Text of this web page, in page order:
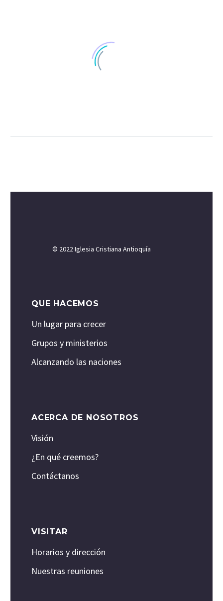
1
22 Jul 2022
© 2022 Iglesia Cristiana Antioquía
QUE HACEMOS
Un lugar para crecer
Grupos y ministerios
Alcanzando las naciones
ACERCA DE NOSOTROS
Visión
¿En qué creemos?
Contáctanos
VISITAR
Horarios y dirección
Nuestras reuniones